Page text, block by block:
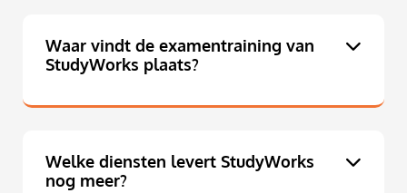
Waar vindt de examentraining van
StudyWorks plaats?
Welke diensten levert StudyWorks
nog meer?